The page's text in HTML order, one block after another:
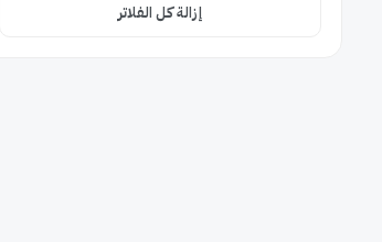
إزالة كل الفلاتر